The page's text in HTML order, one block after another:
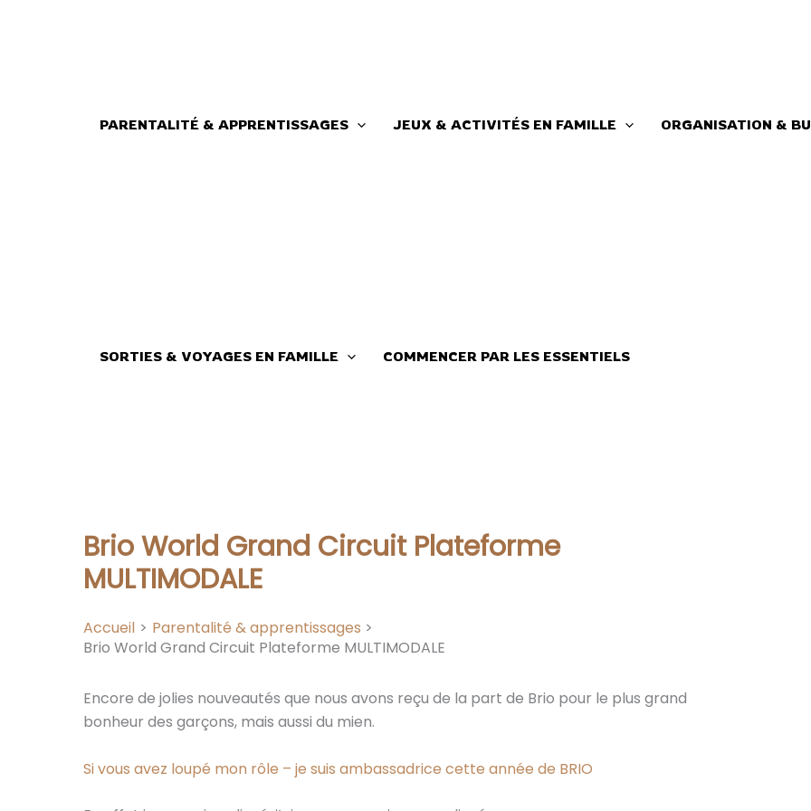
PARENTALITÉ & APPRENTISSAGES JEUX & ACTIVITÉS EN FAMILLE ORGANISATION &
SORTIES & VOYAGES EN FAMILLE COMMENCER PAR LES ESSENTIELS
Brio World Grand Circuit Plateforme
MULTIMODALE
Accueil
Parentalité & apprentissages
Brio World Grand Circuit Plateforme MULTIMODALE
Encore de jolies nouveautés que nous avons reçu de la part de Brio pour le plus grand
bonheur des garçons, mais aussi du mien.
Si vous avez loupé mon rôle – je suis ambassadrice cette année de BRIO